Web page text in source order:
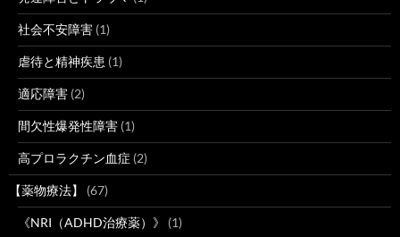
社会不安障害 (1)
虐待と精神疾患 (1)
適応障害 (2)
間欠性爆発性障害 (1)
高プロラクチン血症 (2)
【薬物療法】 (67)
《NRI（ADHD治療薬）》 (1)